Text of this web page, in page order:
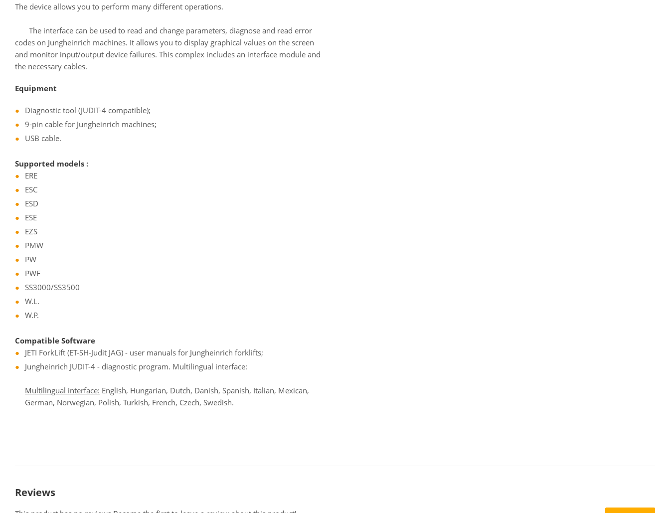
The device allows you to perform many different operations.
The interface can be used to read and change parameters, diagnose and read error
codes on Jungheinrich machines. It allows you to display graphical values ​​on the screen
and monitor input/output device failures. This complex includes an interface module and
the necessary cables.
Equipment
Diagnostic tool (JUDIT-4 compatible);
9-pin cable for Jungheinrich machines;
USB cable.
Supported models :
ERE
ESC
ESD
ESE
EZS
PMW
PW
PWF
SS3000/SS3500
W.L.
W.P.
Compatible Software
JETI ForkLift (ET-SH-Judit JAG) - user manuals for Jungheinrich forklifts;
Jungheinrich JUDIT-4 - diagnostic program. Multilingual interface:
Multilingual interface: English, Hungarian, Dutch, Danish, Spanish, Italian, Mexican,
German, Norwegian, Polish, Turkish, French, Czech, Swedish.
Reviews